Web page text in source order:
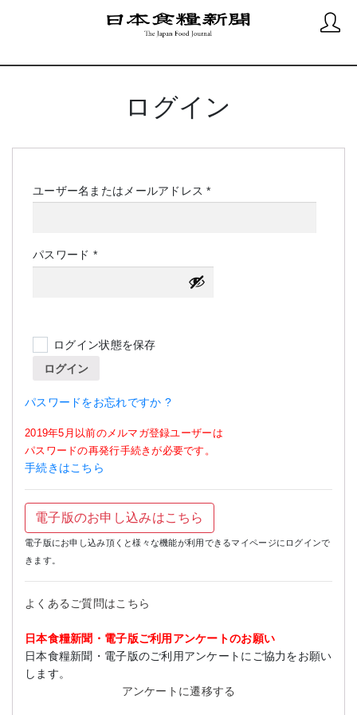
ログイン
ユーザー名またはメールアドレス*必
パスワード *必
須
ログイン状態を保存
ログイン
パスワードをお忘れですか ?
2019年5月以前のメルマガ登録ユーザーは
パスワードの再発行手続きが必要です。
手続きはこちら
電子版のお申し込みはこちら
電子版にお申し込み頂くと様々な機能が利用できるマイページにログインで
きます。
よくあるご質問はこちら
日本食糧新聞・電子版ご利用アンケートのお願い
日本食糧新聞・電子版のご利用アンケートにご協力をお願い
します。
アンケートに遷移する